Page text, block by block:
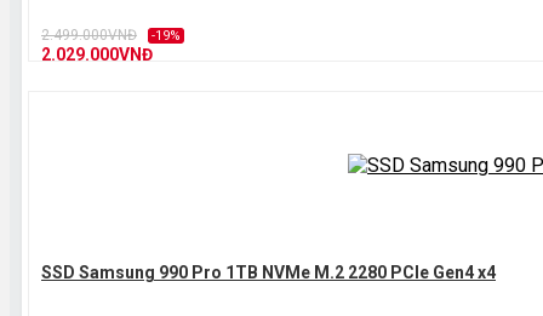
2.499.000VNĐ -19%
2.029.000VNĐ
SSD Samsung 990 Pro 1TB NVMe M.2 2280 PCIe Gen4 x4